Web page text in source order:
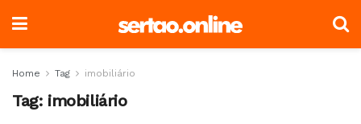
Home Tag imobiliário
Tag: imobiliário